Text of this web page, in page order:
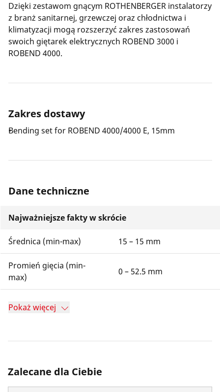
Dzięki zestawom gnącym ROTHENBERGER instalatorzy
z branż sanitarnej, grzewczej oraz chłodnictwa i
klimatyzacji mogą rozszerzyć zakres zastosowań
swoich giętarek elektrycznych ROBEND 3000 i
ROBEND 4000.
Zakres dostawy
Bending set for ROBEND 4000/4000 E, 15mm
Dane techniczne
Najważniejsze fakty w skrócie
Średnica (min-max) 15 – 15 mm
Promień gięcia (min-
max)
0 – 52.5 mm
Pokaż więcej
Zalecane dla Ciebie